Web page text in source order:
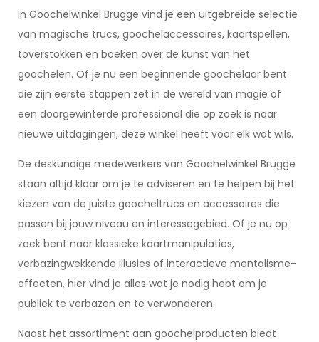
In Goochelwinkel Brugge vind je een uitgebreide selectie
van magische trucs, goochelaccessoires, kaartspellen,
toverstokken en boeken over de kunst van het
goochelen. Of je nu een beginnende goochelaar bent
die zijn eerste stappen zet in de wereld van magie of
een doorgewinterde professional die op zoek is naar
nieuwe uitdagingen, deze winkel heeft voor elk wat wils.
De deskundige medewerkers van Goochelwinkel Brugge
staan altijd klaar om je te adviseren en te helpen bij het
kiezen van de juiste goocheltrucs en accessoires die
passen bij jouw niveau en interessegebied. Of je nu op
zoek bent naar klassieke kaartmanipulaties,
verbazingwekkende illusies of interactieve mentalisme-
effecten, hier vind je alles wat je nodig hebt om je
publiek te verbazen en te verwonderen.
Naast het assortiment aan goochelproducten biedt